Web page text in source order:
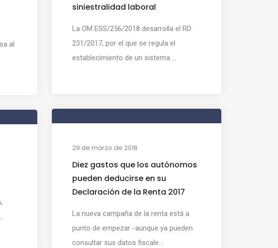
al
siniestralidad laboral
La OM ESS/256/2018 desarrolla el RD
231/2017, por el que se regula el
establecimiento de un sistema ...
29 de marzo de 2018
Diez gastos que los autónomos
pueden deducirse en su
Declaración de la Renta 2017
La nueva campaña de la renta está a
punto de empezar -aunque ya pueden
consultar sus datos fiscale...